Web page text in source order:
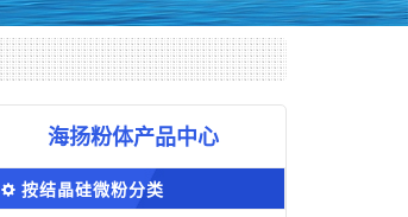
海扬粉体产品中心
按结晶硅微粉分类